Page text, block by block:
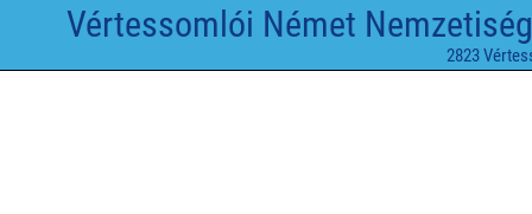
Vértessomlói Német
2823